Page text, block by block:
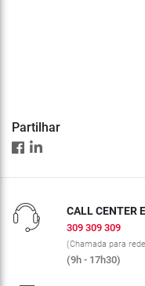
Partilhar
CALL CENTER
309 309 309
(Chamada para
(9h - 17h30)